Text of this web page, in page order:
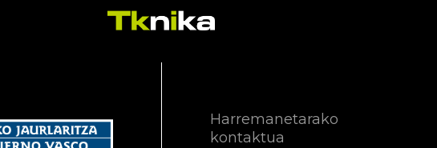
Harremanetarako
kontaktua